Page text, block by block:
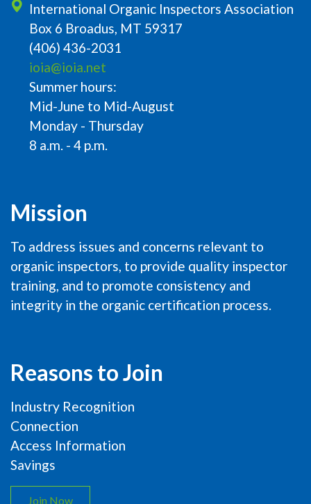
International Organic Inspectors Association
Box 6 Broadus, MT 59317
(406) 436-2031
ioia@ioia.net
Summer hours:
Mid-June to Mid-August
Monday - Thursday
8 a.m. - 4 p.m.
Mission
To address issues and concerns relevant to
organic inspectors, to provide quality inspector
training, and to promote consistency and
integrity in the organic certification process.
Reasons to Join
Industry Recognition
Connection
Access Information
Savings
Join Now